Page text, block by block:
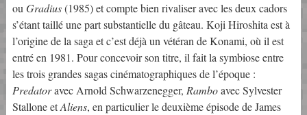
ou Gradius(1985) et compte bien rivaliser avec les deux cadors
s’étant taillé une part substantielle du gâteau. Koji Hiroshita est à
l’origine de la saga et c’est déjà un vétéran de Konami, où il est
entré en 1981. Pour concevoir son titre, il fait la symbiose entre
les trois grandes sagas cinématographiques de l’époque :
Predatoravec Arnold Schwarzenegger, Ramboavec Sylvester
Stallone etAliens, en particulier le deuxième épisode de James